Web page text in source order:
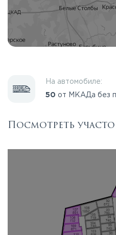
На автомобиле:
50 от МКАДа без
Посмотреть